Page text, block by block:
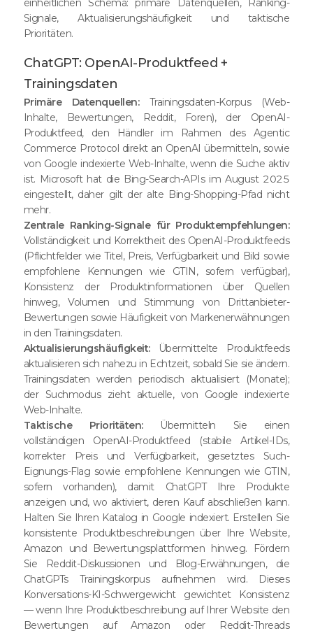
einheitlichen Schema: primäre Datenquellen, Ranking-
Signale, Aktualisierungshäufigkeit und taktische
Prioritäten.
ChatGPT: OpenAI-Produktfeed +
Trainingsdaten
Primäre Datenquellen:Trainingsdaten-Korpus (Web-
Inhalte, Bewertungen, Reddit, Foren), der OpenAI-
Produktfeed, den Händler im Rahmen des Agentic
Commerce Protocol direkt an OpenAI übermitteln, sowie
von Google indexierte Web-Inhalte, wenn die Suche aktiv
ist. Microsoft hat die Bing-Search-APIs im August 2025
eingestellt, daher gilt der alte Bing-Shopping-Pfad nicht
mehr.
Zentrale Ranking-Signale für Produktempfehlungen:
Vollständigkeit und Korrektheit des OpenAI-Produktfeeds
(Pflichtfelder wie Titel, Preis, Verfügbarkeit und Bild sowie
empfohlene Kennungen wie GTIN, sofern verfügbar),
Konsistenz der Produktinformationen über Quellen
hinweg, Volumen und Stimmung von Drittanbieter-
Bewertungen sowie Häufigkeit von Markenerwähnungen
in den Trainingsdaten.
Aktualisierungshäufigkeit:Übermittelte Produktfeeds
aktualisieren sich nahezu in Echtzeit, sobald Sie sie ändern.
Trainingsdaten werden periodisch aktualisiert (Monate);
der Suchmodus zieht aktuelle, von Google indexierte
Web-Inhalte.
Taktische Prioritäten:Übermitteln Sie einen
vollständigen OpenAI-Produktfeed (stabile Artikel-IDs,
korrekter Preis und Verfügbarkeit, gesetztes Such-
Eignungs-Flag sowie empfohlene Kennungen wie GTIN,
sofern vorhanden), damit ChatGPT Ihre Produkte
anzeigen und, wo aktiviert, deren Kauf abschließen kann.
Halten Sie Ihren Katalog in Google indexiert. Erstellen Sie
konsistente Produktbeschreibungen über Ihre Website,
Amazon und Bewertungsplattformen hinweg. Fördern
Sie Reddit-Diskussionen und Blog-Erwähnungen, die
ChatGPTs Trainingskorpus aufnehmen wird. Dieses
Konversations-KI-Schwergewicht gewichtet Konsistenz
— wenn Ihre Produktbeschreibung auf Ihrer Website den
Bewertungen auf Amazon oder Reddit-Threads